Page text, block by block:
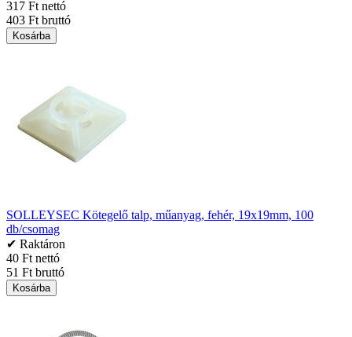
317 Ft nettó
403 Ft bruttó
Kosárba
SOLLEYSEC Kötegelő talp, műanyag, fehér, 19x19mm, 100
db/csomag
✔ Raktáron
40 Ft nettó
51 Ft bruttó
Kosárba